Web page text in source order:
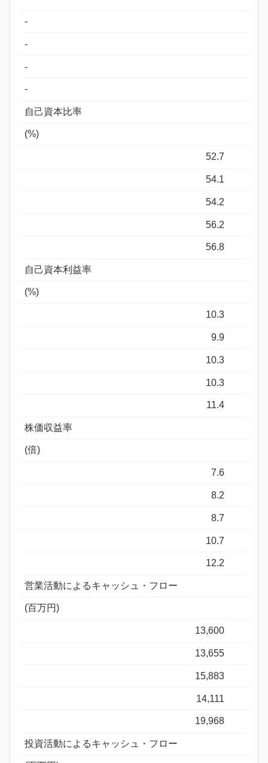
-
-
-
-
自己資本比率
(%)
52.7
54.1
54.2
56.2
56.8
自己資本利益率
(%)
10.3
9.9
10.3
10.3
11.4
株価収益率
(倍)
7.6
8.2
8.7
10.7
12.2
営業活動によるキャッシュ・フロー
(百万円)
13,600
13,655
15,883
14,111
19,968
投資活動によるキャッシュ・フロー